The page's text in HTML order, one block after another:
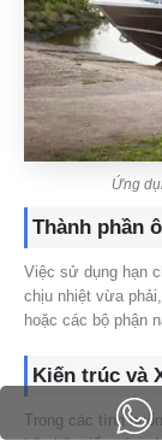
Ứng
Thành phần
Việc sử dụng hạn
chịu nhiệt vừa
hoặc các bộ phận
Kiến trúc và
Trong các tình